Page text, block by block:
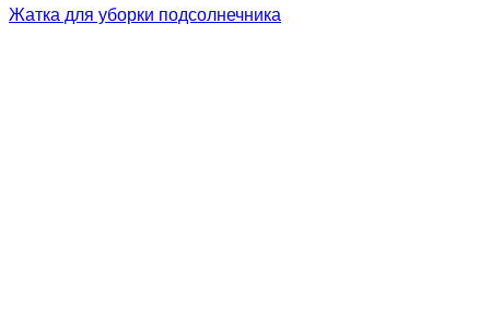
Жатка для уборки подсолнечника